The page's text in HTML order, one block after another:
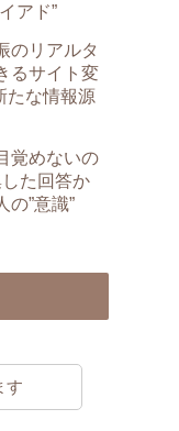
アド”
のリアルタ
るサイト変
たな情報源
覚めないの
た回答か
の”意識”
す